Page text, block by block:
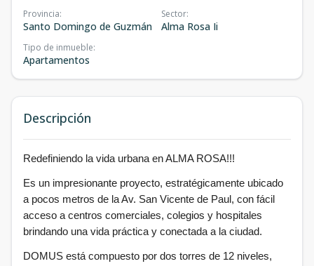
Provincia:
Santo Domingo de Guzmán
Sector:
Alma Rosa Ii
Tipo de inmueble:
Apartamentos
Descripción
Redefiniendo la vida urbana en ALMA ROSA!!!
Es un impresionante proyecto, estratégicamente ubicado
a pocos metros de la Av. San Vicente de Paul, con fácil
acceso a centros comerciales, colegios y hospitales
brindando una vida práctica y conectada a la ciudad.
DOMUS está compuesto por dos torres de 12 niveles,